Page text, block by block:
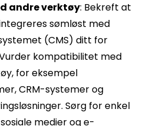
andre verktøy: Bekreft at
sømløst med
(CMS) ditt for
kompatibilitet med
for eksempel
CRM-systemer og
Sørg for enkel
medier og e-